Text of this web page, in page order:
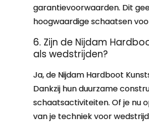
garantievoorwaarden. Dit
hoogwaardige schaatsen
6. Zijn de Nijdam
als wedstrijden?
Ja, de Nijdam Hardboot
Dankzij hun duurzame
schaatsactiviteiten. Of je nu
van je techniek voor